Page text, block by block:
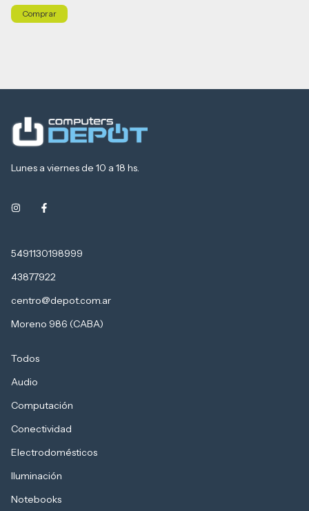
Lunes a viernes de 10 a 18 hs.
5491130198999
43877922
centro@depot.com.ar
Moreno 986 (CABA)
Todos
Audio
Computación
Conectividad
Electrodomésticos
Iluminación
Notebooks